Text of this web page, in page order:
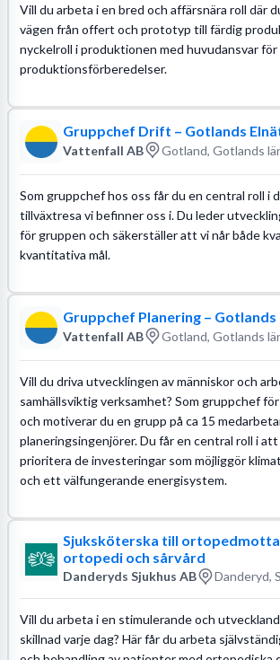
Vill du arbeta i en bred och affärsnära roll där
vägen från offert och prototyp till färdig
nyckelroll i produktionen med huvudansvar
produktionsförberedelser.
Gruppchef Drift – Gotlands
Vattenfall AB Gotland, Gotlands
Som gruppchef hos oss får du en central roll i
tillväxtresa vi befinner oss i. Du leder
för gruppen och säkerställer att vi når både
kvantitativa mål.
Gruppchef Planering – Gotlands
Vattenfall AB Gotland, Gotlands
Vill du driva utvecklingen av människor och
samhällsviktig verksamhet? Som gruppchef
och motiverar du en grupp på ca 15
planeringsingenjörer. Du får en central roll i att
prioritera de investeringar som möjliggör
och ett välfungerande energisystem.
Sjuksköterska till
ortopedi och sårvård
Danderyds Sjukhus AB Danderyd,
Vill du arbeta i en stimulerande och
skillnad varje dag? Här får du arbeta